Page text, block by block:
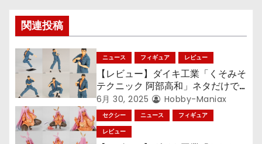
ー
シ
ョ
ン
関連投稿
ニュース フィギュア レビュー
【レビュー】ダイキ工業「くそみそ
テクニック 阿部高和」ネタだけで
はない！ その可動性能をチェッ
ク！
6月 30, 2025 Hobby-Maniax
セクシー ニュース
フィギュア
レビュー